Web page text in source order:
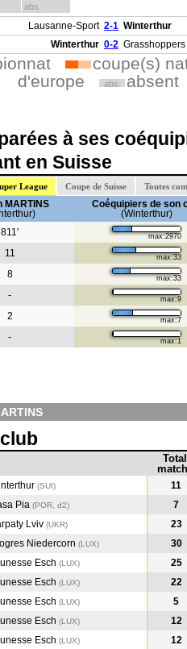
abs.
Lausanne-Sport 2-1 Winterthur
Winterthur 0-2
coupe(s)
d'europe
abs. absent
à ses
en Suisse
League Coupe de Suisse Toutes
MARTINS
Coéquipiers de son
(Winterthur)
811' max:2970
11 max:33
8 max:33
- max:9
2 max:7
- max:1
Total
(SUI)
11
Pia (POR, d2)
7
Lviv (UKR)
23
Niedercorn (LUX)
30
Esch (LUX)
25
Esch (LUX)
22
Esch (LUX)
5
Esch (LUX)
12
Esch (LUX) 12